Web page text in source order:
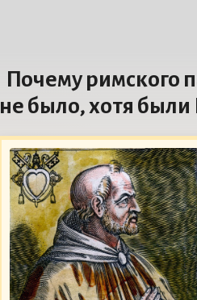
Почему римского
не было, хотя